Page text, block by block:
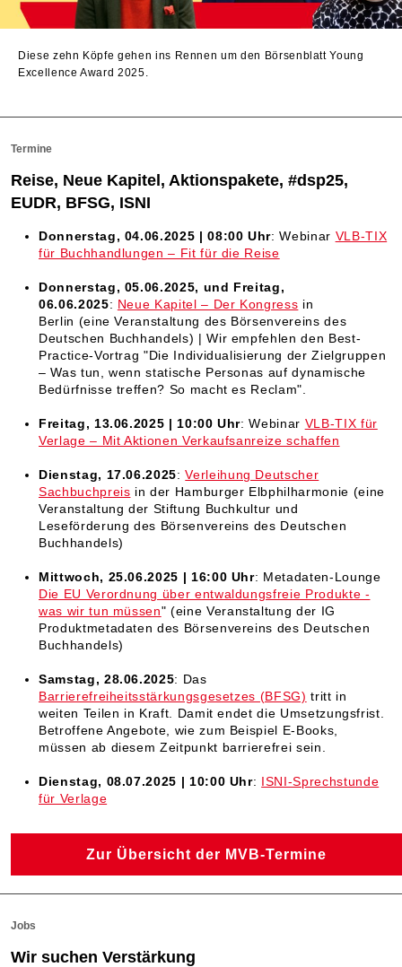
Diese zehn Köpfe gehen ins Rennen um den Börsenblatt Young
Excellence Award 2025.
Termine
Reise, Neue Kapitel, Aktionspakete, #dsp25,
EUDR, BFSG, ISNI
Donnerstag, 04.06.2025 | 08:00 Uhr: Webinar VLB-TIX
für Buchhandlungen – Fit für die Reise
Donnerstag, 05.06.2025, und Freitag,
06.06.2025: Neue Kapitel – Der Kongress in
Berlin (eine Veranstaltung des Börsenvereins des
Deutschen Buchhandels) | Wir empfehlen den Best-
Practice-Vortrag "Die Individualisierung der Zielgruppen
– Was tun, wenn statische Personas auf dynamische
Bedürfnisse treffen? So macht es Reclam".
Freitag, 13.06.2025 | 10:00 Uhr: Webinar VLB-TIX für
Verlage – Mit Aktionen Verkaufsanreize schaffen
Dienstag, 17.06.2025:Verleihung Deutscher
Sachbuchpreis in der Hamburger Elbphilharmonie (eine
Veranstaltung der Stiftung Buchkultur und
Leseförderung des Börsenvereins des Deutschen
Buchhandels)
Mittwoch, 25.06.2025 | 16:00 Uhr: Metadaten-Lounge
Die EU Verordnung über entwaldungsfreie Produkte -
was wir tun müssen" (eine Veranstaltung der IG
Produktmetadaten des Börsenvereins des Deutschen
Buchhandels)
Samstag, 28.06.2025: Das
Barrierefreiheitsstärkungsgesetzes (BFSG) tritt in
weiten Teilen in Kraft. Damit endet die Umsetzungsfrist.
Betroffene Angebote, wie zum Beispiel E-Books,
müssen ab diesem Zeitpunkt barrierefrei sein.
Dienstag, 08.07.2025 | 10:00 Uhr: ISNI-Sprechstunde
für Verlage
Zur Übersicht der MVB-Termine
Jobs
Wir suchen Verstärkung